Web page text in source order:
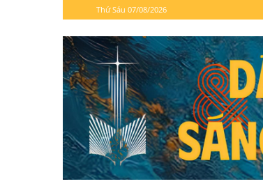
Thứ Sáu 07/08/2026